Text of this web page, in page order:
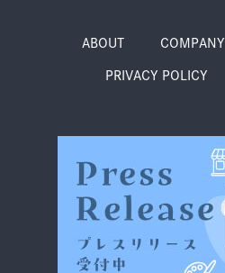
グルメ・まち
ABOUT COMPANY
PRIVACY POLICY